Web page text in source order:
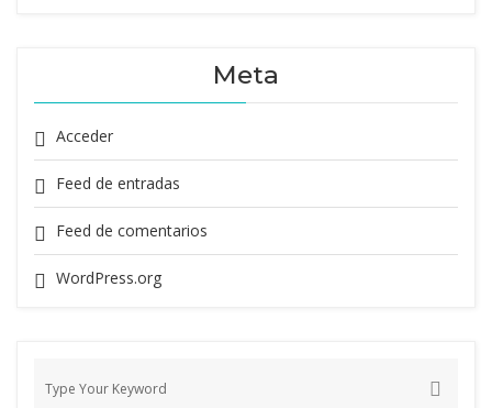
Meta
Acceder
Feed de entradas
Feed de comentarios
WordPress.org